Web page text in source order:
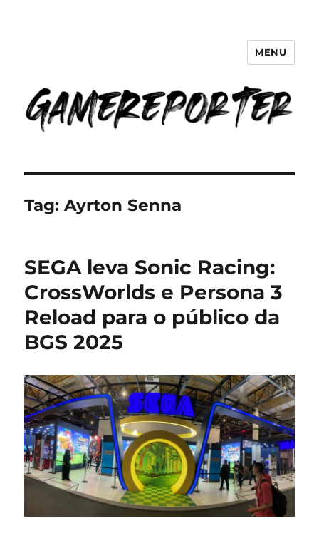
GameReporter | Cultura Gamer
MENU
Tag:Ayrton Senna
SEGA leva Sonic Racing:
CrossWorlds e Persona 3
Reload para o público da
BGS 2025